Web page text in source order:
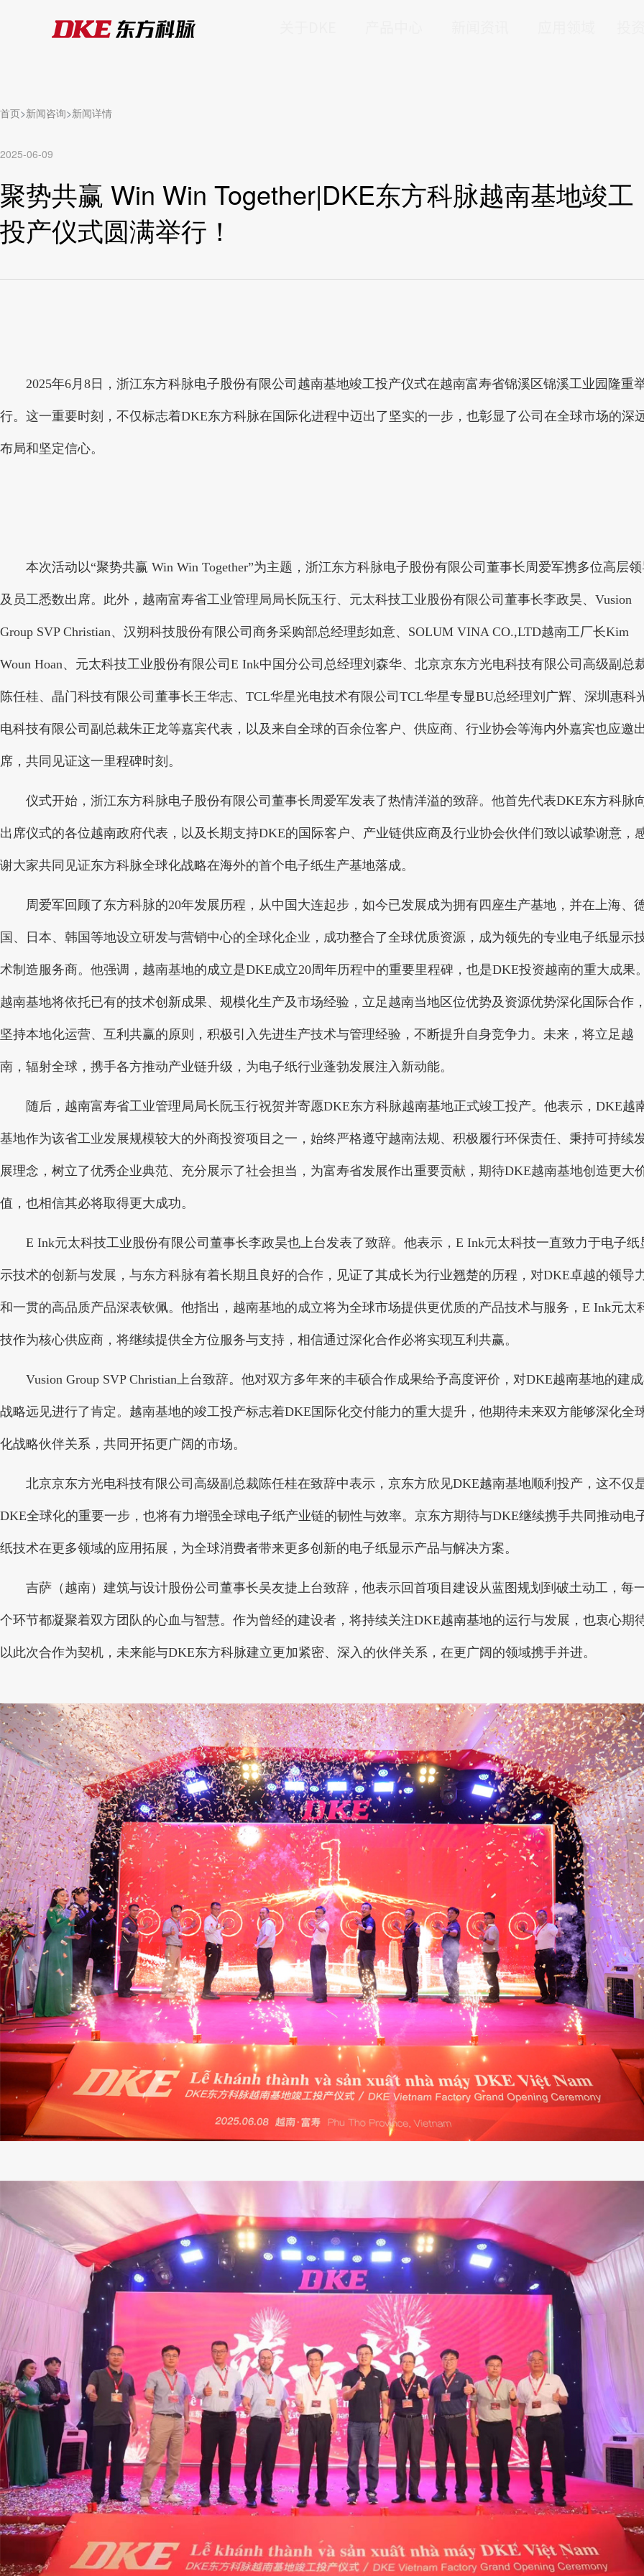
首页 新闻咨询 新闻详情
2025-06-09
聚势共赢 Win Win Together|DKE东方科脉越南基地竣工
投产仪式圆满举行！
2025年6月8日，浙江东方科脉电子股份有限公司越南基地竣工投产仪式在越南富寿省锦溪区锦溪工业园隆重
行。这一重要时刻，不仅标志着DKE东方科脉在国际化进程中迈出了坚实的一步，也彰显了公司在全球市场的深
布局和坚定信心。
本次活动以“聚势共赢 Win Win Together”为主题，浙江东方科脉电子股份有限公司董事长周爱军携多位高层
及员工悉数出席。此外，越南富寿省工业管理局局长阮玉行、元太科技工业股份有限公司董事长李政昊、Vusion
Group SVP Christian、汉朔科技股份有限公司商务采购部总经理彭如意、SOLUM VINA CO.,LTD越南工厂长Kim
Woun Hoan、元太科技工业股份有限公司E Ink中国分公司总经理刘森华、北京京东方光电科技有限公司高级副总
陈任桂、晶门科技有限公司董事长王华志、TCL华星光电技术有限公司TCL华星专显BU总经理刘广辉、深圳惠科
电科技有限公司副总裁朱正龙等嘉宾代表，以及来自全球的百余位客户、供应商、行业协会等海内外嘉宾也应邀
席，共同见证这一里程碑时刻。
仪式开始，浙江东方科脉电子股份有限公司董事长周爱军发表了热情洋溢的致辞。他首先代表DKE东方科脉
出席仪式的各位越南政府代表，以及长期支持DKE的国际客户、产业链供应商及行业协会伙伴们致以诚挚谢意，
谢大家共同见证东方科脉全球化战略在海外的首个电子纸生产基地落成。
周爱军回顾了东方科脉的20年发展历程，从中国大连起步，如今已发展成为拥有四座生产基地，并在上海、
国、日本、韩国等地设立研发与营销中心的全球化企业，成功整合了全球优质资源，成为领先的专业电子纸显示
术制造服务商。他强调，越南基地的成立是DKE成立20周年历程中的重要里程碑，也是DKE投资越南的重大成果
越南基地将依托已有的技术创新成果、规模化生产及市场经验，立足越南当地区位优势及资源优势深化国际合作
坚持本地化运营、互利共赢的原则，积极引入先进生产技术与管理经验，不断提升自身竞争力。未来，将立足越
南，辐射全球，携手各方推动产业链升级，为电子纸行业蓬勃发展注入新动能。
随后，越南富寿省工业管理局局长阮玉行祝贺并寄愿DKE东方科脉越南基地正式竣工投产。他表示，DKE越
基地作为该省工业发展规模较大的外商投资项目之一，始终严格遵守越南法规、积极履行环保责任、秉持可持续
展理念，树立了优秀企业典范、充分展示了社会担当，为富寿省发展作出重要贡献，期待DKE越南基地创造更大
值，也相信其必将取得更大成功。
E Ink元太科技工业股份有限公司董事长李政昊也上台发表了致辞。他表示，E Ink元太科技一直致力于电子纸
示技术的创新与发展，与东方科脉有着长期且良好的合作，见证了其成长为行业翘楚的历程，对DKE卓越的领导
和一贯的高品质产品深表钦佩。他指出，越南基地的成立将为全球市场提供更优质的产品技术与服务，E Ink元太
技作为核心供应商，将继续提供全方位服务与支持，相信通过深化合作必将实现互利共赢。
Vusion Group SVP Christian上台致辞。他对双方多年来的丰硕合作成果给予高度评价，对DKE越南基地的建
战略远见进行了肯定。越南基地的竣工投产标志着DKE国际化交付能力的重大提升，他期待未来双方能够深化全
化战略伙伴关系，共同开拓更广阔的市场。
北京京东方光电科技有限公司高级副总裁陈任桂在致辞中表示，京东方欣见DKE越南基地顺利投产，这不仅
DKE全球化的重要一步，也将有力增强全球电子纸产业链的韧性与效率。京东方期待与DKE继续携手共同推动电
纸技术在更多领域的应用拓展，为全球消费者带来更多创新的电子纸显示产品与解决方案。
吉萨（越南）建筑与设计股份公司董事长吴友捷上台致辞，他表示回首项目建设从蓝图规划到破土动工，每
个环节都凝聚着双方团队的心血与智慧。作为曾经的建设者，将持续关注DKE越南基地的运行与发展，也衷心期
以此次合作为契机，未来能与DKE东方科脉建立更加紧密、深入的伙伴关系，在更广阔的领域携手并进。